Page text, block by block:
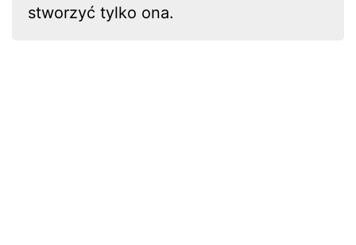
stworzyć tylko ona.